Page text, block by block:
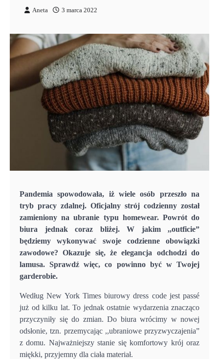
Aneta 3 marca 2022
Pandemia spowodowała, iż wiele osób przeszło na
tryb pracy zdalnej. Oficjalny strój codzienny został
zamieniony na ubranie typu homewear. Powrót do
biura jednak coraz bliżej. W jakim ,,outficie”
będziemy wykonywać swoje codzienne obowiązki
zawodowe? Okazuje się, że elegancja odchodzi do
lamusa. Sprawdź więc, co powinno być w Twojej
garderobie.
Według New York Times biurowy dress code jest passé
już od kilku lat. To jednak ostatnie wydarzenia znacząco
przyczyniły się do zmian. Do biura wrócimy w nowej
odsłonie, tzn. przemycając ,,ubraniowe przyzwyczajenia”
z domu. Najważniejszy stanie się komfortowy krój oraz
miękki, przyjemny dla ciała materiał.